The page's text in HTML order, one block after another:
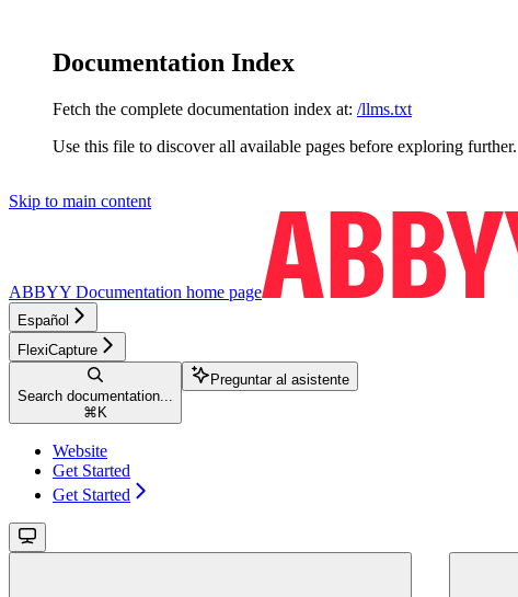
Documentation Index
Fetch the complete documentation index at: /llms.txt
Use this file to discover all available pages before exploring further.
Skip to main content
ABBYY Documentation home page
Español
FlexiCapture
Search documentation...
⌘ K
Preguntar al asistente
Website
Get Started
Get Started